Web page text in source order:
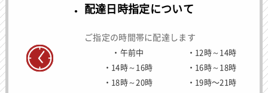
配達日時指定について
ご指定の時間帯に配達します
午前中
12時～14時
14時～16時
16時～18時
18時～20時
19時〜21時